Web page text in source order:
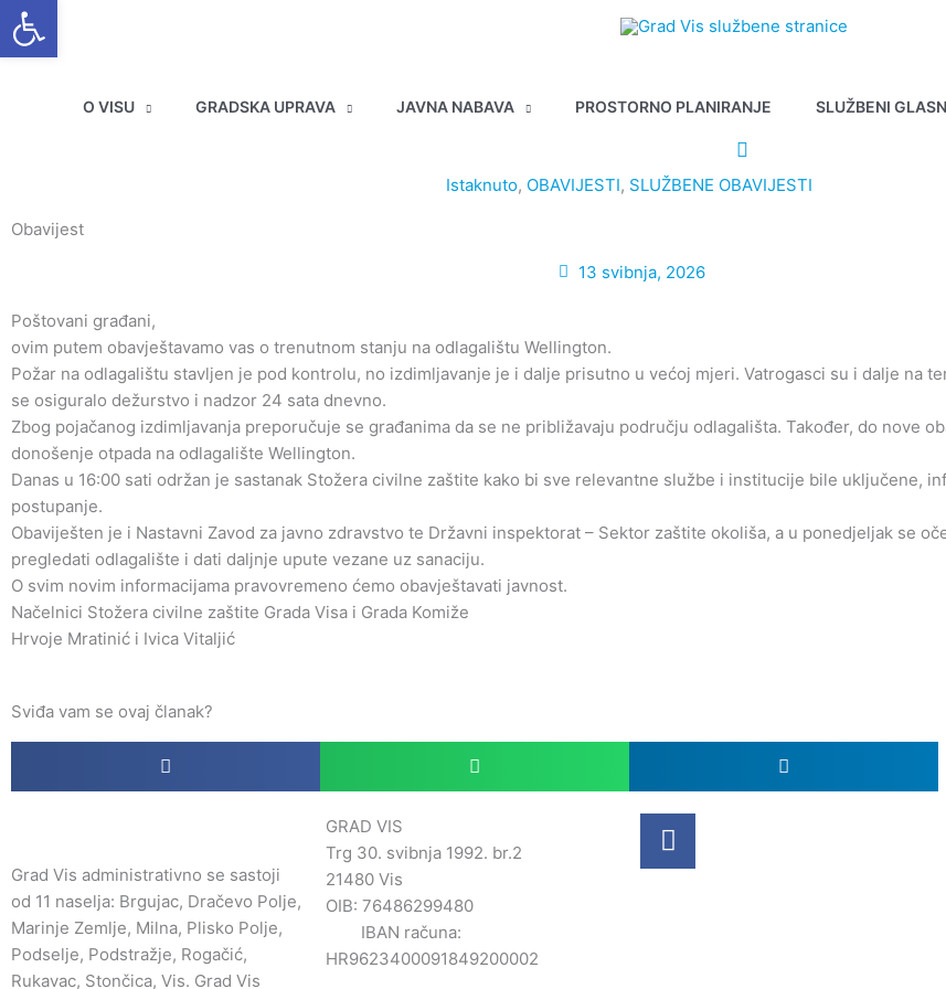
Skip
to
content
O VISU GRADSKA UPRAVA JAVNA NABAVA PROSTORNO PLANIRANJE SLUŽBENI
Istaknuto, OBAVIJESTI, SLUŽBENE OBAVIJESTI
Obavijest
13 svibnja, 2026
Poštovani građani,
ovim putem obavještavamo vas o trenutnom stanju na odlagalištu Wellington.
Požar na odlagalištu stavljen je pod kontrolu, no izdimljavanje je i dalje prisutno u većoj mjeri. Vatrogasci su i dalje na
se osiguralo dežurstvo i nadzor 24 sata dnevno.
Zbog pojačanog izdimljavanja preporučuje se građanima da se ne približavaju području odlagališta. Također, do nove
donošenje otpada na odlagalište Wellington.
Danas u 16:00 sati održan je sastanak Stožera civilne zaštite kako bi sve relevantne službe i institucije bile uključene,
postupanje.
Obaviješten je i Nastavni Zavod za javno zdravstvo te Državni inspektorat – Sektor zaštite okoliša, a u ponedjeljak se
pregledati odlagalište i dati daljnje upute vezane uz sanaciju.
O svim novim informacijama pravovremeno ćemo obavještavati javnost.
Načelnici Stožera civilne zaštite Grada Visa i Grada Komiže
Hrvoje Mratinić i Ivica Vitaljić
Sviđa vam se ovaj članak?
Grad Vis administrativno se sastoji
od 11 naselja: Brgujac, Dračevo Polje,
Marinje Zemlje, Milna, Plisko Polje,
Podselje, Podstražje, Rogačić,
Rukavac, Stončica, Vis. Grad Vis
GRAD VIS
Trg 30. svibnja 1992. br.2
21480 Vis
OIB: 76486299480
IBAN računa:
HR9623400091849200002
F
a
Open toolbar